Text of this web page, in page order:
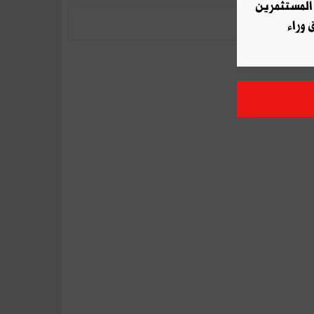
المستثمرين
وراء